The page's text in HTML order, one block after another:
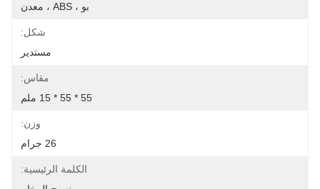
بو ، ABS ، معدن
شكل:
مستدير
مقاس:
55 * 55 * 15 ملم
وزن:
26 جرام
الكلمة الرئيسية: